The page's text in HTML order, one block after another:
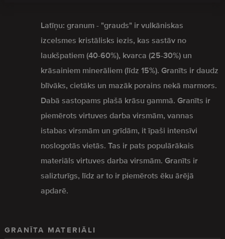
Latīņu: granum - "grauds" ir vulkāniskas
izcelsmes kristālisks iezis, kas sastāv no
laukšpatiem (40-60%), kvarca (25-30%) un
krāsainiem minerāliem (līdz 15%). Granīts ir daudz
blīvāks, cietāks un mazāk porains nekā marmors.
Dabā sastopams plašā krāsu gammā. Granīts ir
piemērots virtuves darba virsmām, vannas
istabas virsmām un grīdām, it īpaši intensīvi
noslogotās vietās. Tas ir pats populārākais
materiāls virtuves darba virsmām. Granīts ir
salizturīgs, līdz ar to ir piemērots ēku ārējā
apdarē.
GRANĪTA MATERIĀLI